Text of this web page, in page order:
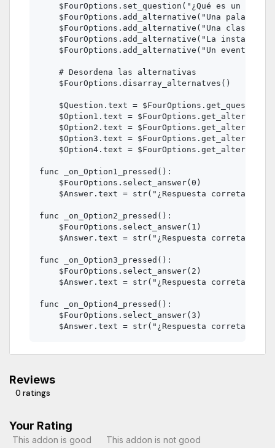
$FourOptions.set_question("¿Qué es un
$FourOptions.add_alternative("Una palabra
$FourOptions.add_alternative("Una clase",
$FourOptions.add_alternative("La instancia
$FourOptions.add_alternative("Un evento",
    # Desordena las alternativas
    $FourOptions.disarray_alternatves()
    $Question.text = $FourOptions.get_question()
$Option1.text =
$Option2.text =
$Option3.text =
$Option4.text =
func _on_Option1_pressed():
    $FourOptions.select_answer(0)
$Answer.text = str("¿Respuesta correta?: ",
func _on_Option2_pressed():
    $FourOptions.select_answer(1)
$Answer.text = str("¿Respuesta correta?: ",
func _on_Option3_pressed():
    $FourOptions.select_answer(2)
$Answer.text = str("¿Respuesta correta?: ",
func _on_Option4_pressed():
    $FourOptions.select_answer(3)
Reviews
0 ratings
Your Rating
This addon is good This addon is not good